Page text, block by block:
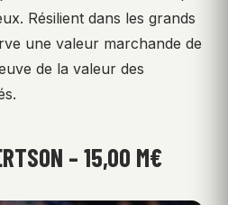
Résilient dans les grands
une valeur marchande de
de la valeur des
– 15,00 M€